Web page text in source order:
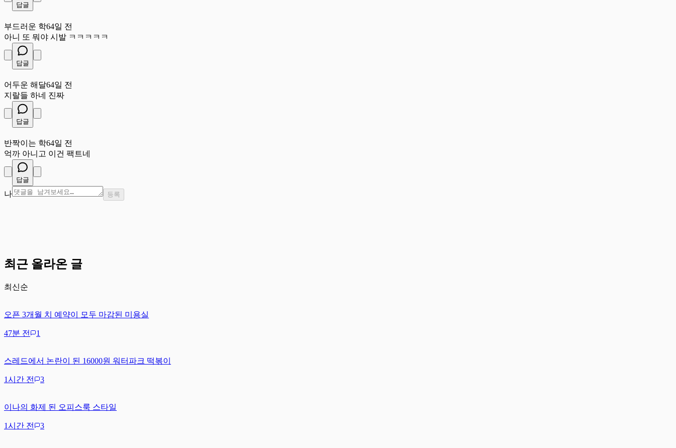
답글
부드러운 학64일 전
아니 또 뭐야 시발 ㅋㅋㅋㅋㅋ
답글
어두운 해달64일 전
지랄들 하네 진짜
답글
반짝이는 학64일 전
억까 아니고 이건 팩트네
답글
나 등록
최근 올라온 글
최신순
오픈 3개월 치 예약이 모두 마감된 미용실
47분 전 1
스레드에서 논란이 된 16000원 워터파크 떡볶이
1시간 전 3
이나의 화제 된 오피스룩 스타일
1시간 전 3